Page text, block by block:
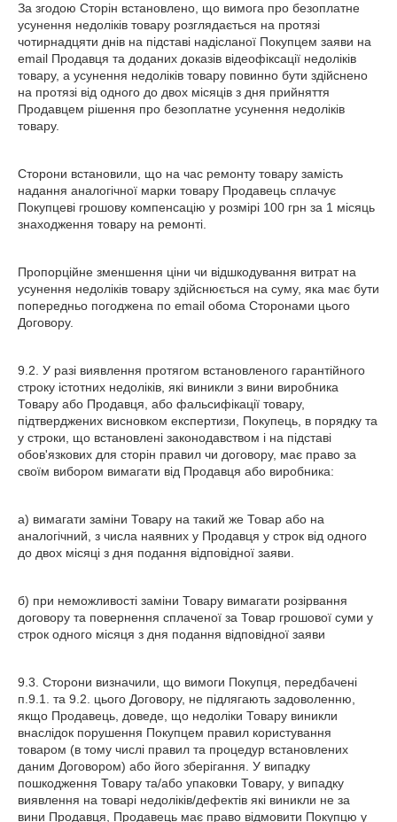
За згодою Сторін встановлено, що вимога про безоплатне
усунення недоліків товару розглядається на протязі
чотирнадцяти днів на підставі надісланої Покупцем заяви на
email Продавця та доданих доказів відеофіксації недоліків
товару, а усунення недоліків товару повинно бути здійснено
на протязі від одного до двох місяців з дня прийняття
Продавцем рішення про безоплатне усунення недоліків
товару.
Сторони встановили, що на час ремонту товару замість
надання аналогічної марки товару Продавець сплачує
Покупцеві грошову компенсацію у розмірі 100 грн за 1 місяць
знаходження товару на ремонті.
Пропорційне зменшення ціни чи відшкодування витрат на
усунення недоліків товару здійснюється на суму, яка має бути
попередньо погоджена по email обома Сторонами цього
Договору.
9.2. У разі виявлення протягом встановленого гарантійного
строку істотних недоліків, які виникли з вини виробника
Товару або Продавця, або фальсифікації товару,
підтверджених висновком експертизи, Покупець, в порядку та
у строки, що встановлені законодавством і на підставі
обов'язкових для сторін правил чи договору, має право за
своїм вибором вимагати від Продавця або виробника:
а) вимагати заміни Товару на такий же Товар або на
аналогічний, з числа наявних у Продавця у строк від одного
до двох місяці з дня подання відповідної заяви.
б) при неможливості заміни Товару вимагати розірвання
договору та повернення сплаченої за Товар грошової суми у
строк одного місяця з дня подання відповідної заяви
9.3. Сторони визначили, що вимоги Покупця, передбачені
п.9.1. та 9.2. цього Договору, не підлягають задоволенню,
якщо Продавець, доведе, що недоліки Товару виникли
внаслідок порушення Покупцем правил користування
товаром (в тому числі правил та процедур встановлених
даним Договором) або його зберігання. У випадку
пошкодження Товару та/або упаковки Товару, у випадку
виявлення на товарі недоліків/дефектів які виникли не за
вини Продавця, Продавець має право відмовити Покупцю у